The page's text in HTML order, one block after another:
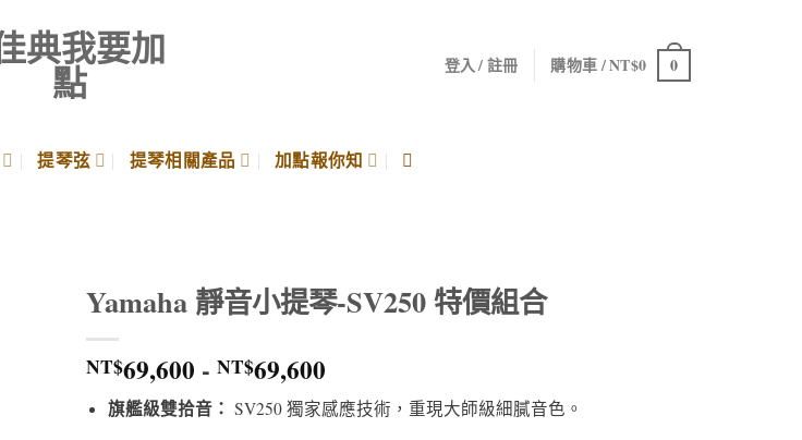
登入 / 註冊 購物車 /NT$0 0
提琴弦 提琴相關產品 加點報你知
Yamaha 靜音小提琴-SV250 特價組合
NT$69,600 - NT$69,600
旗艦級雙拾音： SV250 獨家感應技術，重現大師級細膩音色。